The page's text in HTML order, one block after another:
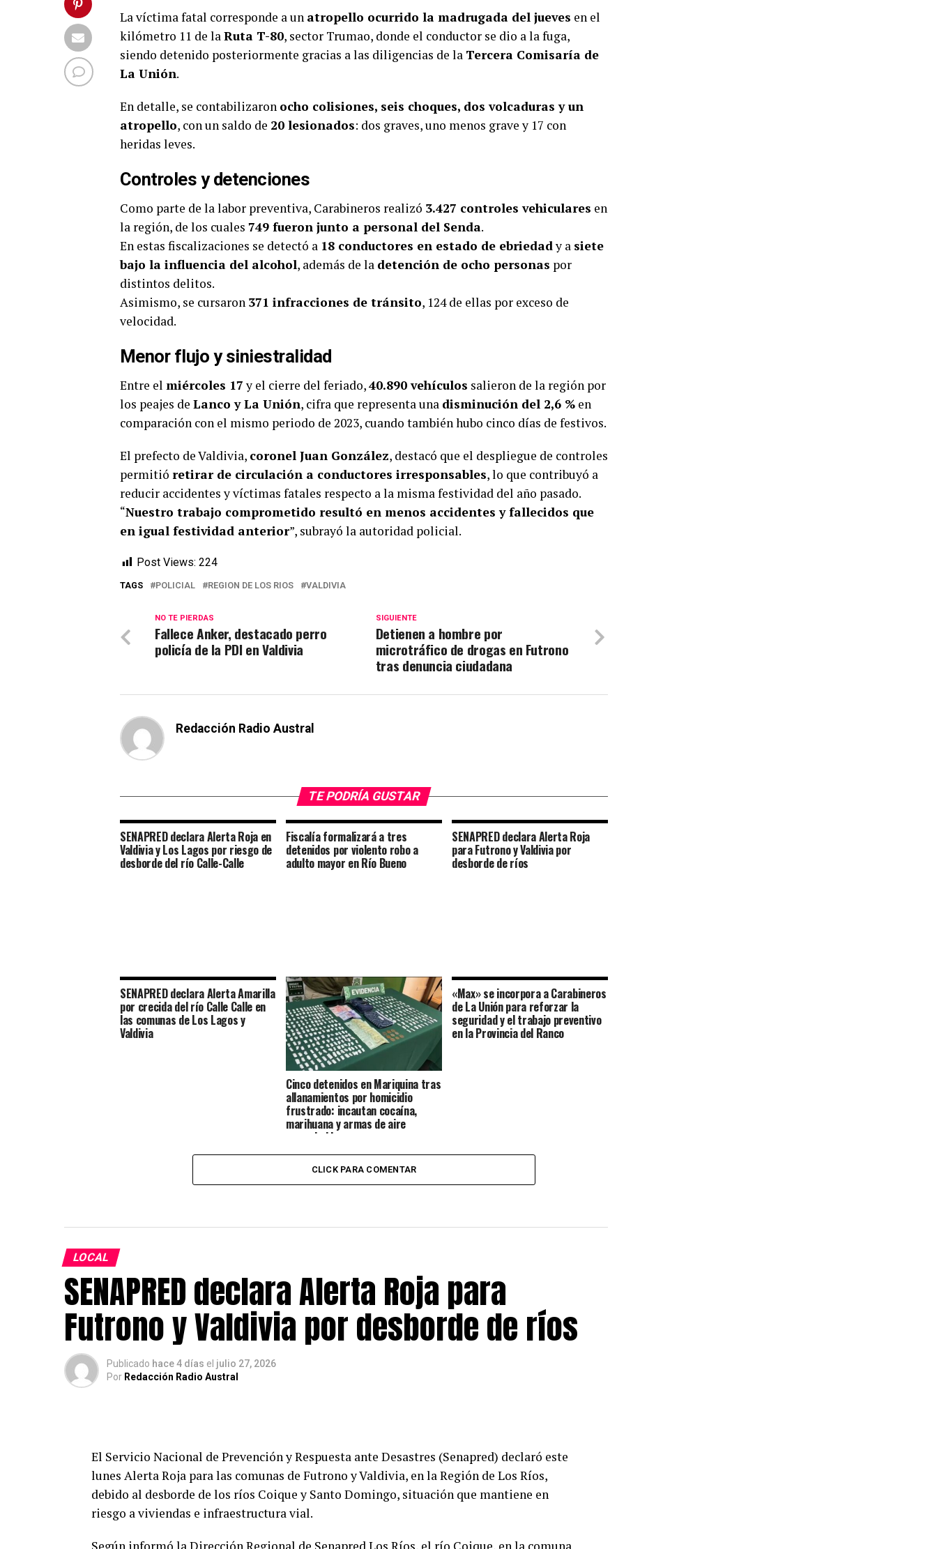
La víctima fatal corresponde a un atropello ocurrido la madrugada del jueves en el
kilómetro 11 de laRuta T-80, sector Trumao, donde el conductor se dio a la fuga,
siendo detenido posteriormente gracias a las diligencias de la Tercera Comisaría de
La Unión.
En detalle, se contabilizaron ocho colisiones, seis choques, dos volcaduras y un
atropello, con un saldo de 20 lesionados: dos graves, uno menos grave y 17 con
heridas leves.
Controles y detenciones
Como parte de la labor preventiva, Carabineros realizó 3.427 controles vehiculares en
la región, de los cuales 749 fueron junto a personal del Senda.
En estas fiscalizaciones se detectó a 18 conductores en estado de ebriedady a siete
bajo la influencia del alcohol, además de la detención de ocho personas por
distintos delitos.
Asimismo, se cursaron 371 infracciones de tránsito, 124 de ellas por exceso de
velocidad.
Menor flujo y siniestralidad
Entre el miércoles 17y el cierre del feriado,40.890 vehículos salieron de la región por
los peajes de Lanco y La Unión, cifra que representa una disminución del 2,6 % en
comparación con el mismo periodo de 2023, cuando también hubo cinco días de festivos.
El prefecto de Valdivia, coronel Juan González, destacó que el despliegue de controles
permitió retirar de circulación a conductores irresponsables, lo que contribuyó a
reducir accidentes y víctimas fatales respecto a la misma festividad del año pasado.
“Nuestro trabajo comprometido resultó en menos accidentes y fallecidos que
en igual festividad anterior”, subrayó la autoridad policial.
Post Views: 224
TAGS POLICIAL REGION DE LOS RIOS VALDIVIA
SIGUIENTE
Detienen a hombre por
microtráfico de drogas en Futrono
tras denuncia ciudadana
NO TE PIERDAS
Fallece Anker, destacado perro
policía de la PDI en Valdivia
Redacción Radio Austral
TE PODRÍA GUSTAR
SENAPRED declara Alerta Roja en
Valdivia y Los Lagos por riesgo de
desborde del río Calle-Calle
Fiscalía formalizará a tres
detenidos por violento robo a
adulto mayor en Río Bueno
SENAPRED declara Alerta Roja
para Futrono y Valdivia por
desborde de ríos
SENAPRED declara Alerta Amarilla
por crecida del río Calle Calle en
las comunas de Los Lagos y
Valdivia
Cinco detenidos en Mariquina tras
allanamientos por homicidio
frustrado: incautan cocaína,
marihuana y armas de aire
comprimido
«Max» se incorpora a Carabineros
de La Unión para reforzar la
seguridad y el trabajo preventivo
en la Provincia del Ranco
CLICK PARA COMENTAR
LOCAL
SENAPRED declara Alerta Roja para
Futrono y Valdivia por desborde de ríos
Publicado hace 4 días el julio 27, 2026
Por Redacción Radio Austral
El Servicio Nacional de Prevención y Respuesta ante Desastres (Senapred) declaró este
lunes Alerta Roja para las comunas de Futrono y Valdivia, en la Región de Los Ríos,
debido al desborde de los ríos Coique y Santo Domingo, situación que mantiene en
riesgo a viviendas e infraestructura vial.